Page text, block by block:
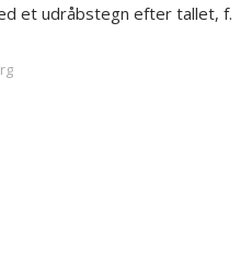
et udråbstegn efter tallet, f.